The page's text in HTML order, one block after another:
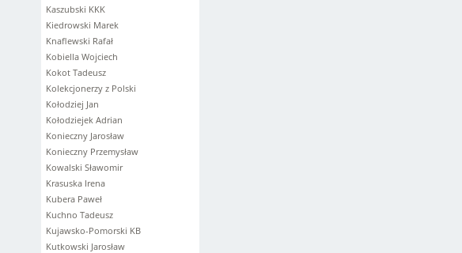
Kaszubski KKK
Kiedrowski Marek
Knaflewski Rafał
Kobiella Wojciech
Kokot Tadeusz
Kolekcjonerzy z Polski
Kołodziej Jan
Kołodziejek Adrian
Konieczny Jarosław
Konieczny Przemysław
Kowalski Sławomir
Krasuska Irena
Kubera Paweł
Kuchno Tadeusz
Kujawsko-Pomorski KB
Kutkowski Jarosław